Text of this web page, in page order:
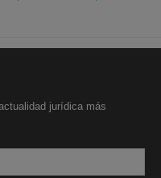
jurídica más